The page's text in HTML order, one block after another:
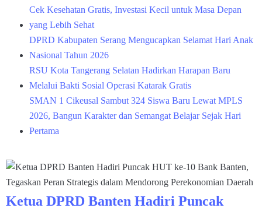
Cek Kesehatan Gratis, Investasi Kecil untuk Masa Depan
yang Lebih Sehat
DPRD Kabupaten Serang Mengucapkan Selamat Hari Anak
Nasional Tahun 2026
RSU Kota Tangerang Selatan Hadirkan Harapan Baru
Melalui Bakti Sosial Operasi Katarak Gratis
SMAN 1 Cikeusal Sambut 324 Siswa Baru Lewat MPLS
2026, Bangun Karakter dan Semangat Belajar Sejak Hari
Pertama
Ketua DPRD Banten Hadiri Puncak